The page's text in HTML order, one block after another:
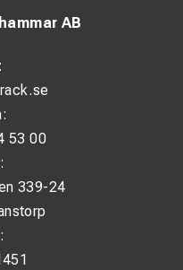
AB
53 00
339-24